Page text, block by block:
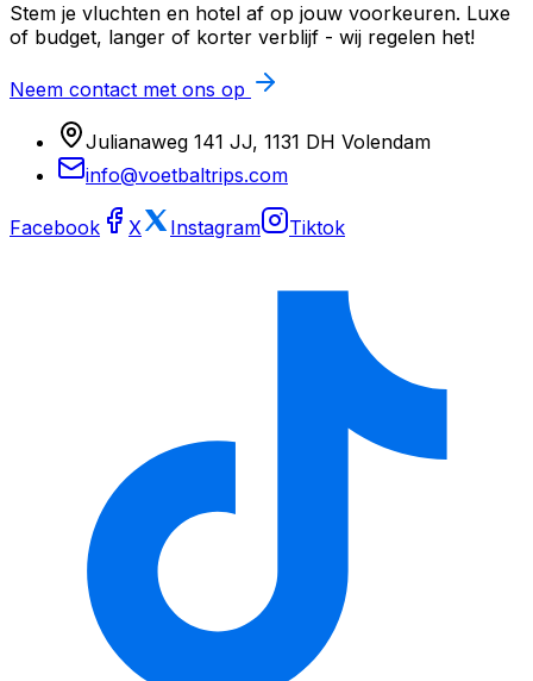
Stem je vluchten en hotel af op jouw voorkeuren. Luxe
of budget, langer of korter verblijf - wij regelen het!
Neem contact met ons op
Julianaweg 141 JJ, 1131 DH Volendam
info@voetbaltrips.com
Facebook X Instagram Tiktok